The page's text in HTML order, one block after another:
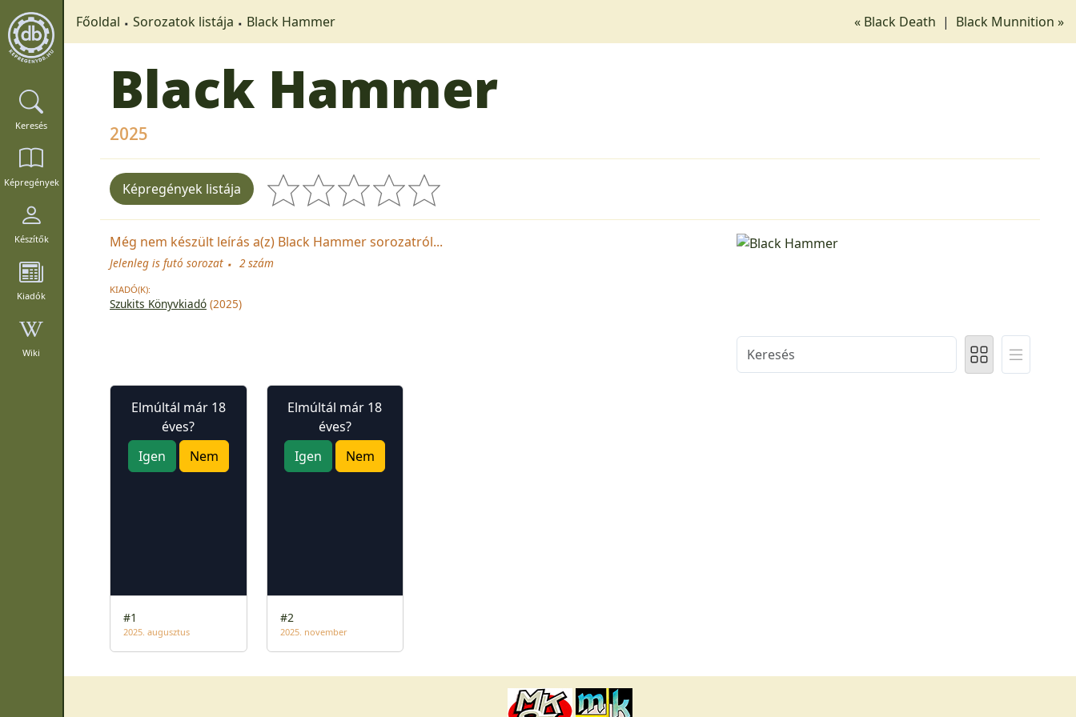
Keresés
Képregények
Készítők
Kiadók
Wiki
Főoldal Sorozatok listája Black Hammer « Black Death | Black Munnition »
Black Hammer
2025
Képregények listája
Még nem készült leírás a(z) Black Hammer sorozatról...
Jelenleg is futó sorozat 2 szám
KIADÓ(K):
Szukits Könyvkiadó (2025)
Elmúltál már 18
éves?
Igen
Nem
#1
2025. augusztus
Elmúltál már 18
éves?
Igen
Nem
#2
2025. november